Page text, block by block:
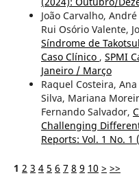
João Carvalho,
Rui Osório Valente,
Síndrome de
Caso Clínico , SPMI
Janeiro / Março
Raquel Costeira,
Silva, Mariana
Fernando Salvador,
Challenging
Reports: Vol. 1 No. 1
1 2 3 4 5 6 7 8 9 10 > >>